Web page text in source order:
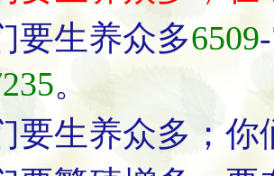
要生养众多6509-
。
要生养众多；你